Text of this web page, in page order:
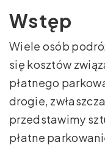
Wstęp
Wiele osób
się kosztów
płatnego
drogie,
przedstawimy
płatne